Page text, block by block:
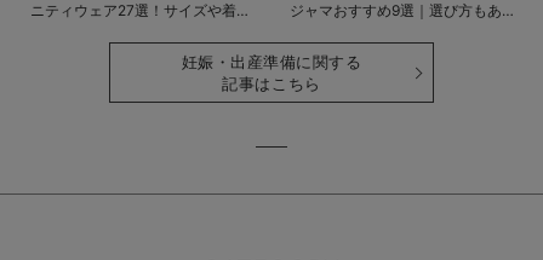
ニティウェア27選！サイズや着る
ジャマおすすめ9選｜選び方もあわ
妊娠・出産準備に関する
記事はこちら